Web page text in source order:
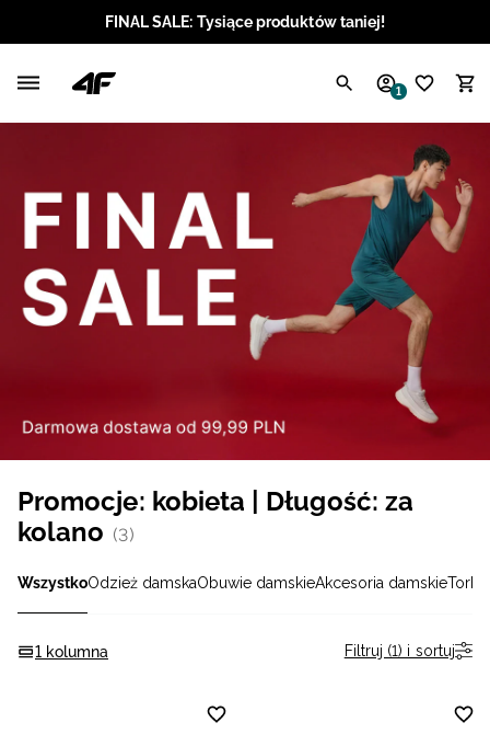
FINAL SALE: Tysiące produktów taniej!
1
Promocje: kobieta | Długość: za
kolano (3)
WszystkoOdzież damskaObuwie damskieAkcesoria damskie
1 kolumna Filtruj (1) i sortuj
Chorwacki / EUR
Czeski / CZK
Niemiecki / EUR